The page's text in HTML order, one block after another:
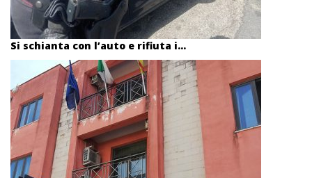
Si schianta con l’auto e rifiuta i...